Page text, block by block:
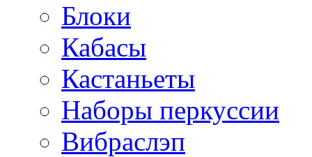
Блоки
Кабасы
Кастаньеты
Наборы перкуссии
Вибраслэп